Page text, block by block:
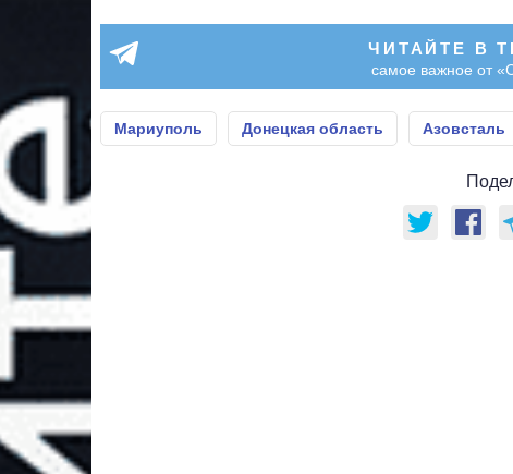
ЧИТАЙТЕ В
самое важное от
Мариуполь Донецкая область Азовсталь